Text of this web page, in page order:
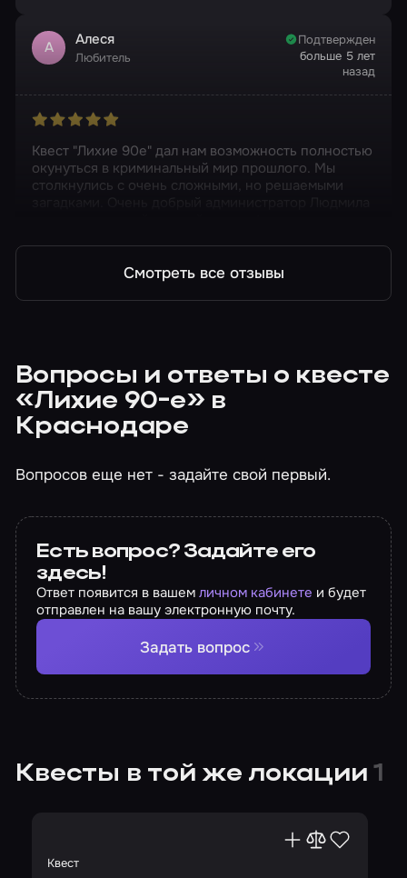
А Алеся
Любитель
Подтвержден
больше 5 лет
назад
Квест "Лихие 90е" дал нам возможность полностью
окунуться в криминальный мир прошлого. Мы
столкнулись с очень сложными, но решаемыми
Смотреть все отзывы
Вопросы и ответы о квесте
«Лихие 90-е» в
Краснодаре
Вопросов еще нет - задайте свой первый.
Есть вопрос? Задайте его
здесь!
Ответ появится в вашемличном кабинете и будет
отправлен на вашу электронную почту.
Задать вопрос
Квесты в той же локации1
Квест